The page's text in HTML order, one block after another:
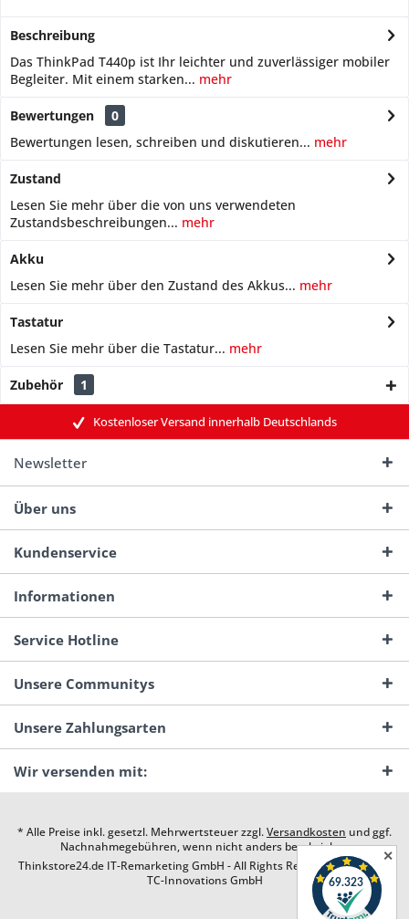
Beschreibung
Das ThinkPad T440p ist Ihr leichter und zuverlässiger mobiler
Begleiter. Mit einem starken... mehr
Bewertungen
0
Bewertungen lesen, schreiben und diskutieren... mehr
Zustand
Lesen Sie mehr über die von uns verwendeten
Zustandsbeschreibungen... mehr
Akku
Lesen Sie mehr über den Zustand des Akkus... mehr
Tastatur
Lesen Sie mehr über die Tastatur... mehr
Zubehör 1
Kostenloser Versand innerhalb Deutschlands
Newsletter
Über uns
Kundenservice
Informationen
Service Hotline
Unsere Communitys
Unsere Zahlungsarten
Wir versenden mit:
* Alle Preise inkl. gesetzl. Mehrwertsteuer zzgl.Versandkosten und ggf.
Nachnahmegebühren, wenn nicht anders beschrieben
Thinkstore24.de IT-Remarketing GmbH - All Rights Reserved. Design by
TC-Innovations GmbH
✕